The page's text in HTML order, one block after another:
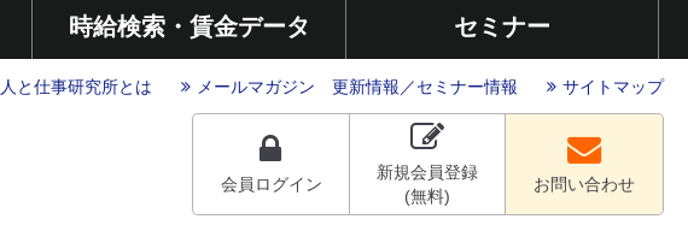
時給検索・賃金データ セミナー
人と仕事研究所とは メールマガジン 更新情報 ／セミナー情報 サイトマップ
会員ログイン
新規会員登録
(無料)
お問い合わせ